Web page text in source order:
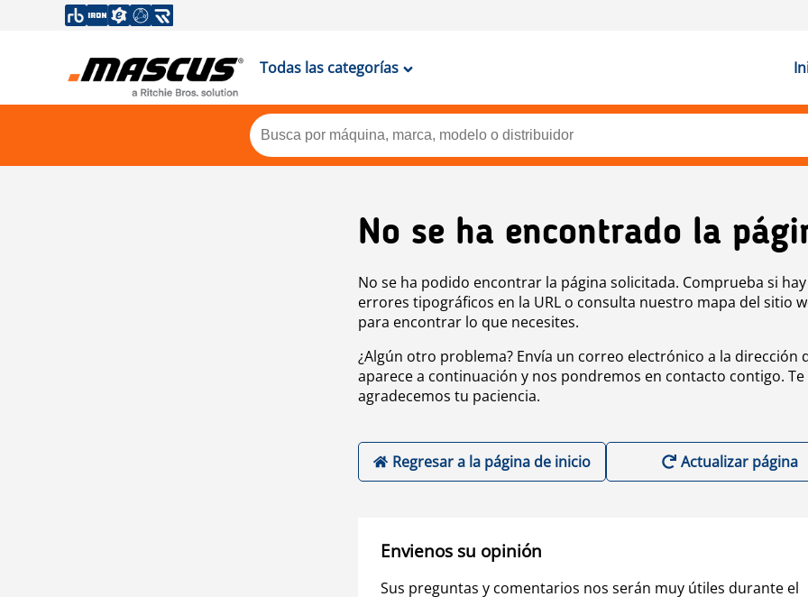
Todas las categorías
No se ha encontrado la
No se ha podido encontrar la página solicitada. Comprueba si hay
errores tipográficos en la URL o consulta nuestro mapa del sitio
para encontrar lo que necesites.
¿Algún otro problema? Envía un correo electrónico a la dirección
aparece a continuación y nos pondremos en contacto contigo. Te
agradecemos tu paciencia.
Regresar a la página de inicio Actualizar página
Envienos su opinión
Sus preguntas y comentarios nos serán muy útiles durante el